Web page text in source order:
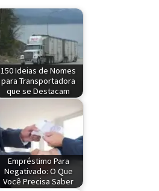
150 Ideias de Nomes
para Transportadora
que se Destacam
Empréstimo Para
Negativado: O Que
Você Precisa Saber